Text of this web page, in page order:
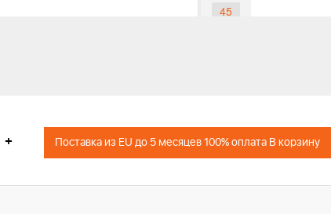
45
+ Поставка из EU до 5 месяцев 100% оплата В корзину